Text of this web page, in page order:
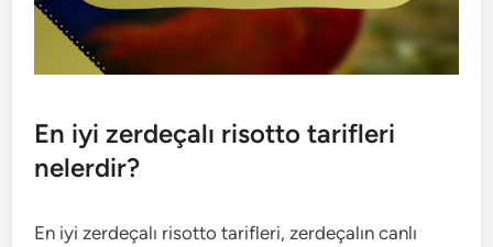
En iyi zerdeçalı risotto tarifleri
nelerdir?
En iyi zerdeçalı risotto tarifleri, zerdeçalın canlı